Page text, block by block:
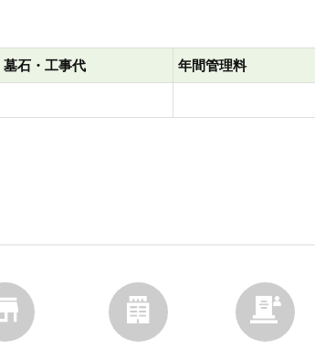
墓石・工事代
年間管理料